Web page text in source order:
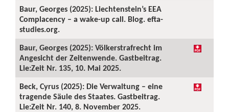
Baur, Georges (2025): Liechtenstein’s EEA
Complacency – a wake-up call. Blog. efta-
studies.org.
Baur, Georges (2025): Völkerstrafrecht im
Angesicht der Zeitenwende. Gastbeitrag.
Lie:Zeit Nr. 135, 10. Mai 2025.
Beck, Cyrus (2025): Die Verwaltung – eine
tragende Säule des Staates. Gastbeitrag.
Lie:Zeit Nr. 140, 8. November 2025.